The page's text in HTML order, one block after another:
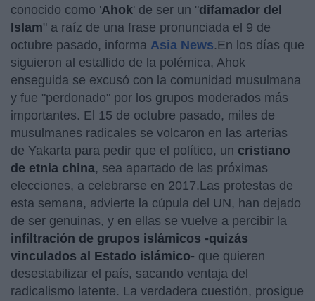
conocido como 'Ahok' de ser un "difamador del
Islam" a raíz de una frase pronunciada el 9 de
octubre pasado, informa Asia News.En los días que
siguieron al estallido de la polémica, Ahok
enseguida se excusó con la comunidad musulmana
y fue "perdonado" por los grupos moderados más
importantes. El 15 de octubre pasado, miles de
musulmanes radicales se volcaron en las arterias
de Yakarta para pedir que el político, un cristiano
de etnia china, sea apartado de las próximas
elecciones, a celebrarse en 2017.Las protestas de
esta semana, advierte la cúpula del UN, han dejado
de ser genuinas, y en ellas se vuelve a percibir la
infiltración de grupos islámicos -quizás
vinculados al Estado islámico- que quieren
desestabilizar el país, sacando ventaja del
radicalismo latente. La verdadera cuestión, prosigue